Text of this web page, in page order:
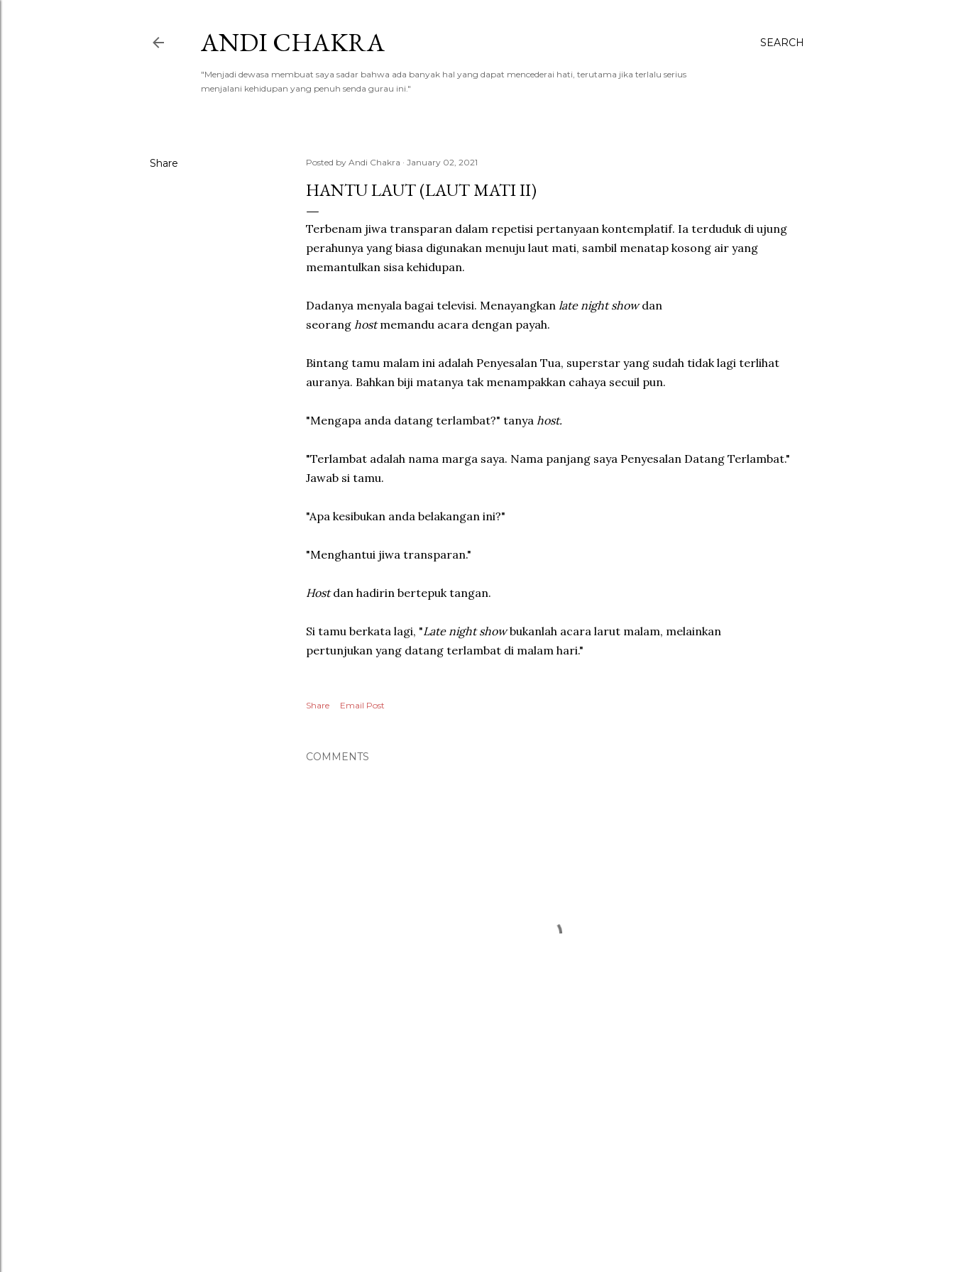
SEARCH
ANDI CHAKRA
"Menjadi dewasa membuat saya sadar bahwa ada banyak hal yang dapat mencederai hati, terutama jika terlalu serius
menjalani kehidupan yang penuh senda gurau ini."
Share Posted by Andi Chakra January 02, 2021
HANTU LAUT (LAUT MATI II)
Terbenam jiwa transparan dalam repetisi pertanyaan kontemplatif. Ia terduduk di ujung
perahunya yang biasa digunakan menuju laut mati, sambil menatap kosong air yang
memantulkan sisa kehidupan.
Dadanya menyala bagai televisi. Menayangkan late night showdan
seorang hostmemandu acara dengan payah.
Bintang tamu malam ini adalah Penyesalan Tua, superstar yang sudah tidak lagi terlihat
auranya. Bahkan biji matanya tak menampakkan cahaya secuil pun.
"Mengapa anda datang terlambat?" tanya host.
"Terlambat adalah nama marga saya. Nama panjang saya Penyesalan Datang Terlambat."
Jawab si tamu.
"Apa kesibukan anda belakangan ini?"
"Menghantui jiwa transparan."
Hostdan hadirin bertepuk tangan.
Si tamu berkata lagi, "Late night showbukanlah acara larut malam, melainkan
pertunjukan yang datang terlambat di malam hari."
Share Email Post
COMMENTS